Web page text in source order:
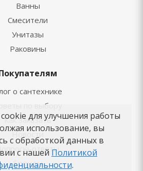
Ванны
Смесители
Унитазы
Раковины
о сантехнике
по выбору
Как заказать
Новости
ответы
Бренды
для улучшения работы
использование, вы
с обработкой данных в
с нашей Политикой
.